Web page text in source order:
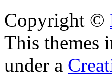
Copyright ©
This themes
under a